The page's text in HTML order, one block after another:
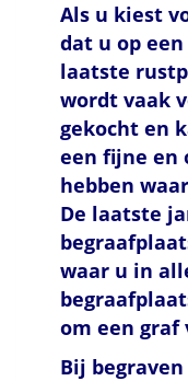
Als u kiest
dat u op
laatste
wordt vaak
gekocht en
een fijne en
hebben
De laatste
waar u in
om een graf
Bij